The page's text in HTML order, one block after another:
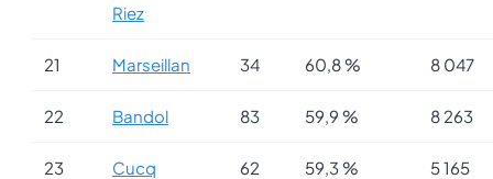
Riez
21 Marseillan 34 60,8 % 8 047
22 Bandol 83 59,9 % 8 263
23 Cucq 62 59,3 % 5 165